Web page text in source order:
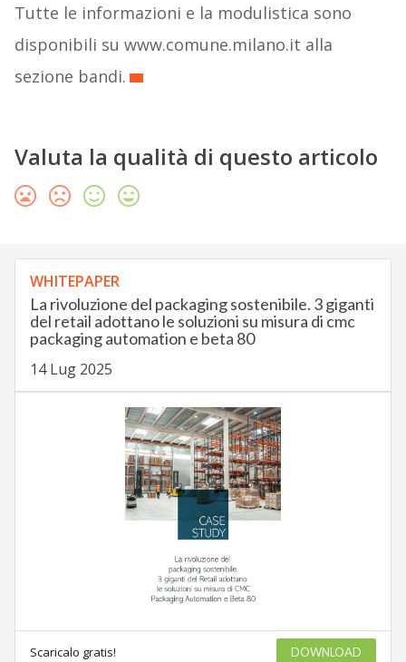
Tutte le informazioni e la modulistica sono
disponibili su www.comune.milano.it alla
sezione bandi.
Valuta la qualità di questo articolo
WHITEPAPER
La rivoluzione del packaging sostenibile. 3 giganti
del retail adottano le soluzioni su misura di cmc
packaging automation e beta 80
14 Lug 2025
Scaricalo gratis! DOWNLOAD